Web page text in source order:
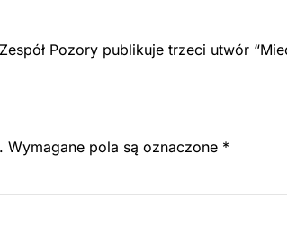
Pozory publikuje trzeci utwór
Wymagane pola są oznaczone *